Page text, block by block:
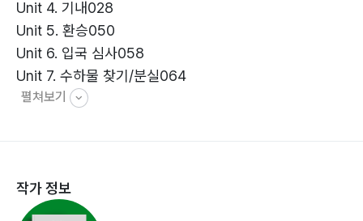
Unit 4. 기내028
Unit 5. 환승050
Unit 6. 입국 심사058
Unit 7. 수하물 찾기/분실064
Unit 8. 세관 신고068
Unit 12. 식당130
Unit 13. 패스트푸드144
펼쳐보기
작가 정보